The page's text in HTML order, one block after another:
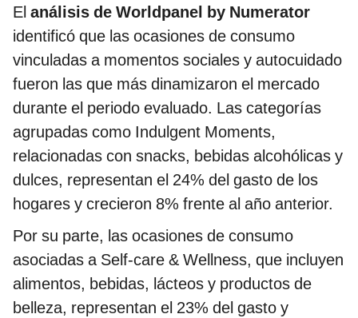
El análisis de Worldpanel by Numerator
identificó que las ocasiones de consumo
vinculadas a momentos sociales y autocuidado
fueron las que más dinamizaron el mercado
durante el periodo evaluado. Las categorías
agrupadas como Indulgent Moments,
relacionadas con snacks, bebidas alcohólicas y
dulces, representan el 24% del gasto de los
hogares y crecieron 8% frente al año anterior.
Por su parte, las ocasiones de consumo
asociadas a Self-care & Wellness, que incluyen
alimentos, bebidas, lácteos y productos de
belleza, representan el 23% del gasto y